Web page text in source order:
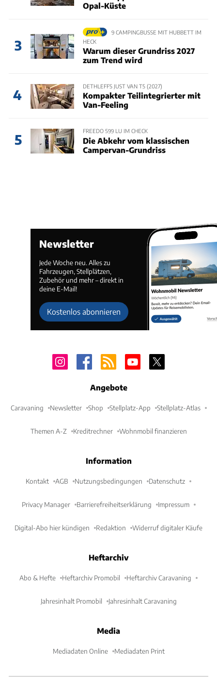
Opal-Küste
3
9 CAMPINGBUSSE MIT HUBBETT IM
HECK
Warum dieser Grundriss 2027
zum Trend wird
4
DETHLEFFS JUST VAN T5 (2027)
Kompakter Teilintegrierter mit
Van-Feeling
5
FREEDO 599 LU IM CHECK
Die Abkehr vom klassischen
Campervan-Grundriss
Newsletter
Jede Woche neu. Alles zu
Fahrzeugen, Stellplätzen,
Zubehör und mehr – direkt in
deine E-Mail!
Kostenlos abonnieren
Angebote
Caravaning Newsletter Shop Stellplatz-App Stellplatz-Atlas
Themen A-Z Kreditrechner Wohnmobil finanzieren
Information
Kontakt AGB Nutzungsbedingungen Datenschutz
Privacy Manager Barrierefreiheitserklärung Impressum
Digital-Abo hier kündigen Redaktion Widerruf digitaler Käufe
Heftarchiv
Abo & Hefte Heftarchiv Promobil Heftarchiv Caravaning
Jahresinhalt Promobil Jahresinhalt Caravaning
Media
Mediadaten Online Mediadaten Print